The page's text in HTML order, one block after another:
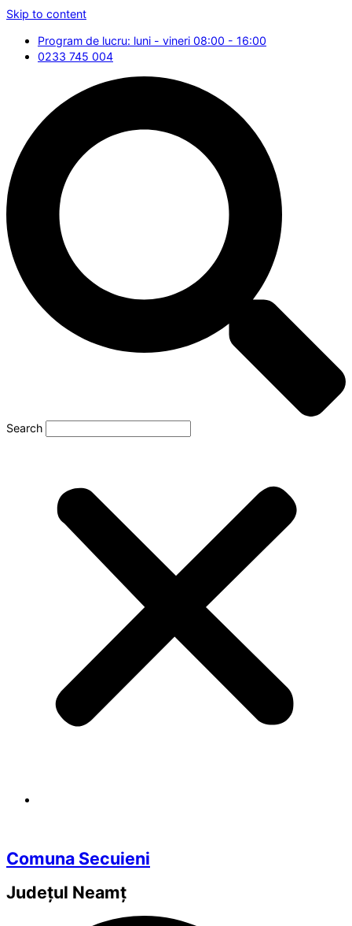
Skip to content
Program de lucru: luni - vineri 08:00 - 16:00
0233 745 004
Search
Comuna Secuieni
Județul Neamț